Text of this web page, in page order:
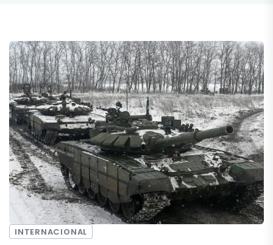
INTERNACIONAL